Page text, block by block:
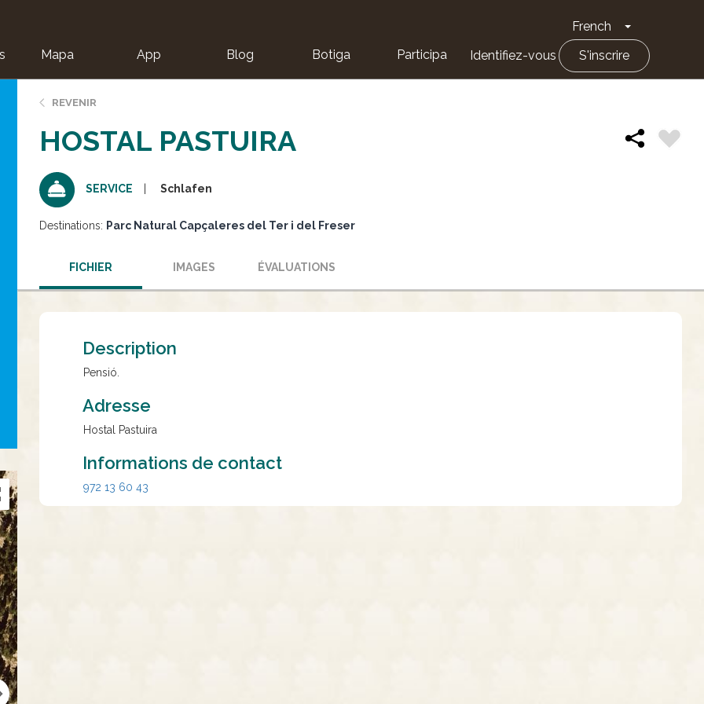
French Toggle
Mapa App Blog Botiga Participa Identifiez-vous S'inscrire
REVENIR
HOSTAL PASTUIRA
SERVICE Schlafen
Destinations: Parc Natural Capçaleres del Ter i del Freser
FICHIER IMAGES ÉVALUATIONS
Description
Pensió.
Adresse
Hostal Pastuira
Informations de contact
972 13 60 43